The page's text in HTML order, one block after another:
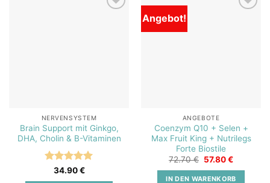
NERVENSYSTEM
Brain Support mit Ginkgo,
DHA, Cholin & B-Vitaminen
Bewertet
mit5von
34.90€
Angebot!
ANGEBOTE
Coenzym Q10 + Selen +
Max Fruit King + Nutrilegs
Forte Biostile
72.70€ Ursprünglicher
war:
57.80€Aktueller
ist:
IN DEN WARENKORB